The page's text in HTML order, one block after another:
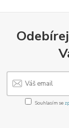
Souhlasím se